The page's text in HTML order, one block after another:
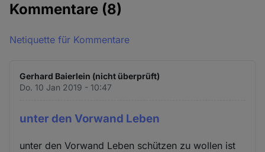
Kommentare (8)
Netiquette für Kommentare
Gerhard Baierlein (nicht überprüft)
Do. 10 Jan 2019 - 10:47
unter den Vorwand Leben
unter den Vorwand Leben schützen zu wollen ist